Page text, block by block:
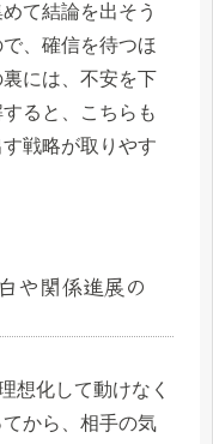
て結論を出そう
、確信を待つほ
には、不安を下
ると、こちらも
戦略が取りやす
や関係進展の
想化して動けなく
から、相手の気